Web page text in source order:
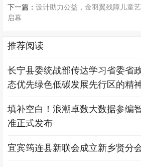
下一篇：设计助力公益，金羽翼残障儿童
启幕
推荐阅读
长宁县委统战部传达学习省委省
态优先绿色低碳发展先行区的精
填补空白！浪潮卓数大数据参编
准正式发布
宜宾筠连县新联会成立新乡贤分